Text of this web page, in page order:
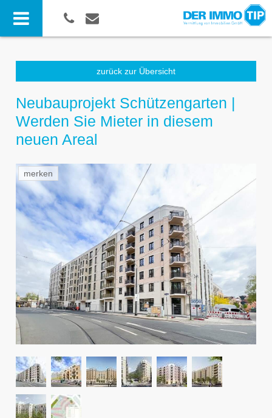
zurück zur Übersicht
Neubauprojekt Schützengarten |
Werden Sie Mieter in diesem
neuen Areal
merken